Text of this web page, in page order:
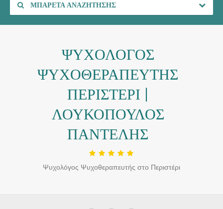
ΜΠΑΡΈΤΑ ΑΝΑΖΉΤΗΣΗΣ
ΨΥΧΟΛΟΓΟΣ
ΨΥΧΟΘΕΡΑΠΕΥΤΗΣ
ΠΕΡΙΣΤΕΡΙ |
ΛΟΥΚΟΠΟΥΛΟΣ
ΠΑΝΤΕΛΗΣ
Ψυχολόγος Ψυχοθεραπευτής στο Περιστέρι